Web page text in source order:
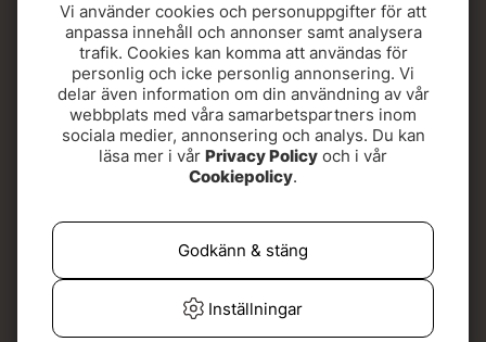
Click & Collect
Beställ online och hämta din order i Veddesta när du
fått SMS. Snabbt, smidigt och med Sveriges bredaste
utbud av flugfiskeutrustning!
Adressen hittar du här:
Kontovägen 5, 175 62 Järfälla
Mer om Fishline
Köp- och leveransvillkor
Vi använder cookies och personuppgifter för att
anpassa innehåll och annonser samt analysera
trafik. Cookies kan komma att användas för
personlig och icke personlig annonsering. Vi
delar även information om din användning av vår
webbplats med våra samarbetspartners inom
sociala medier, annonsering och analys. Du kan
läsa mer i vår Privacy Policy och i vår
Cookiepolicy.
Inställningar
Godkänn & stäng